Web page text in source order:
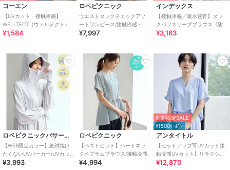
コーエン
【UVカット・接触冷感】
WELLTECT（ウェルテクト）
USAコットン フレアスリーブ
¥1,584
ロペピクニック
ウエストタックチェックアソ
ートワンピース/接触冷感・防
シワ・リンクコーデ
¥7,997
インデックス
【接触冷感／吸水速乾】タッ
クパフスリーブブラウス《防
シワ／洗濯機OK／XS～3L／
¥3,183
ロペピクニックパサージュ
【WEB限定カラー】絶対焼け
たくないUVパーカー/UVカッ
ト・接触冷感
¥3,993
ロペピクニック
【ベストヒット】ハートネッ
クペプラムブラウス/接触冷感
¥4,994
期間限定SALE
¥1500ｸｰﾎﾟﾝ
アンタイトル
【セットアップ可UVカット接
触冷感UVカット】リラクシー
キーVネックブラウス
¥12,870